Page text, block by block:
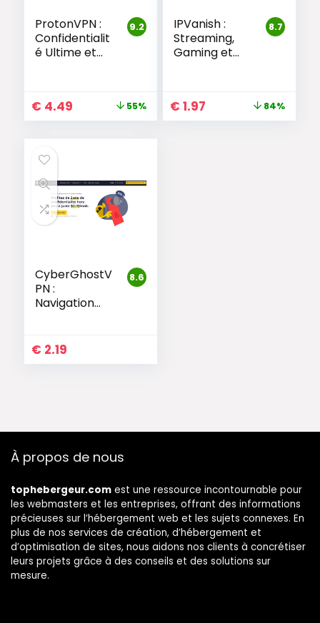
9.2
ProtonVPN :
Confidentialit
é Ultime et
€ 4.49 55%
8.7
IPVanish :
Streaming,
Gaming et
€ 1.97 84%
8.6
CyberGhostV
PN :
Navigation
Serveurs dans
100 Pays
€ 2.19
À propos de nous
tophebergeur.com est une ressource incontournable pour
les webmasters et les entreprises, offrant des informations
précieuses sur l’hébergement web et les sujets connexes. En
plus de nos services de création, d’hébergement et
d’optimisation de sites, nous aidons nos clients à concrétiser
leurs projets grâce à des conseils et des solutions sur
mesure.